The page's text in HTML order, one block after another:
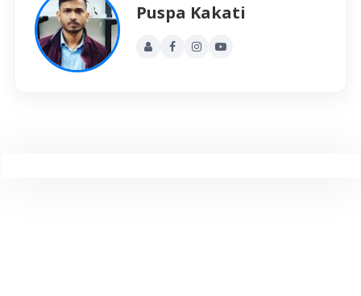
Puspa Kakati